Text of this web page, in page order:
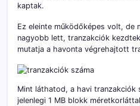
kaptak.
Ez eleinte működőképes volt, de
nagyobb lett, tranzakciók
mutatja a havonta végrehajtott
Mint láthatod, a havi tranzakciók
jelenlegi 1 MB blokk